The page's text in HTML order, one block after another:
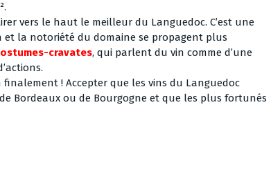
vers le haut le meilleur du Languedoc. C’est une
la notoriété du domaine se propagent plus
cravates, qui parlent du vin comme d’une
finalement ! Accepter que les vins du Languedoc
Bordeaux ou de Bourgogne et que les plus fortunés